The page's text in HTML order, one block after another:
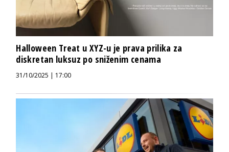
Halloween Treat u XYZ-u je prava prilika za
diskretan luksuz po sniženim cenama
31/10/2025 | 17:00